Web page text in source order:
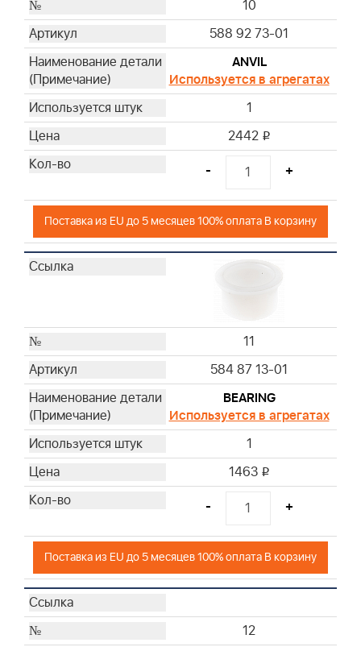
10
588 92 73-01
ANVIL
Используется в агрегатах
1
2442 i
- +
Поставка из EU до 5 месяцев 100% оплата В корзину
11
584 87 13-01
BEARING
Используется в агрегатах
1
1463 i
- +
Поставка из EU до 5 месяцев 100% оплата В корзину
12